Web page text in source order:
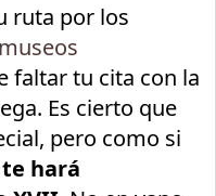
ruta por los
museos
faltar tu cita con la
Es cierto que
pero como si
te hará